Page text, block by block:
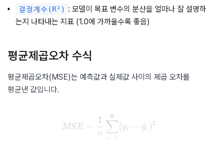
결정계수(R²) : 모델이 목표 변수의 분산을 얼마나 잘 설명하
는지 나타내는 지표 (1.0에 가까울수록 좋음)
평균제곱오차 수식
평균제곱오차(MSE)는 예측값과 실제값 사이의 제곱 오차를
평균낸 값입니다.
MSE = \frac{1}{n}
MSE =
n
1
i 1
∑
n
(yi − yi
^)2